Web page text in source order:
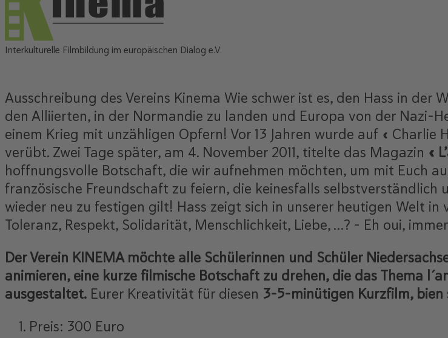
Interkulturelle Filmbildung im europäischen Dialog e.V.
Ausschreibung des Vereins Kinema Wie schwer ist es, den Hass in der
den Alliierten, in der Normandie zu landen und Europa von der Nazi-
einem Krieg mit unzähligen Opfern! Vor 13 Jahren wurde auf « Charlie
verübt. Zwei Tage später, am 4. November 2011, titelte das Magazin «
hoffnungsvolle Botschaft, die wir aufnehmen möchten, um mit Euch
französische Freundschaft zu feiern, die keinesfalls selbstverständlich
wieder neu zu festigen gilt! Hass zeigt sich in unserer heutigen Welt
Toleranz, Respekt, Solidarität, Menschlichkeit, Liebe, …? - Eh oui,
Der Verein KINEMA möchte alle Schülerinnen und Schüler
animieren, eine kurze filmische Botschaft zu drehen, die das Thema
ausgestaltet. Eurer Kreativität für diesen 3-5-minütigen Kurzfilm, bien
Preis: 300 Euro